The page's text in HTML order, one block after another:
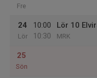
Fre
24
Lör
10:00
10:30
Lör 10
MRK
25
Sön